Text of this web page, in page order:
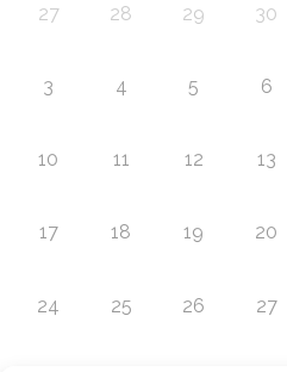
27 28 29 30
3 4 5 6
10 11 12 13
17 18 19 20
24 25 26 27